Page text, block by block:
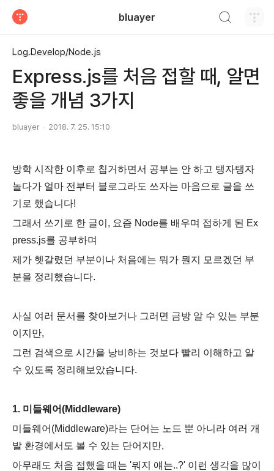
bluayer
Log.Develop/Node.js
Express.js를 처음 접할 때, 알면
좋을 개념 3가지
bluayer 2018. 7. 25. 15:10
방학 시작한 이후로 칩거하면서 공부는 안 하고 탱자탱자
놀다가 얼마 전부터 블로그라도 쓰자는 마음으로 글을 쓰
기로 했습니다!
그래서 쓰기로 한 글이, 요즘 Node를 배우며 접하게 된 Ex
press.js를 공부하며
제가 헷갈렸던 부분이나 처음에는 뭐가 뭔지 모르겠 던 부
분을 정리했습니다.
사실 여러 문서를 찾아보거나 그러면 금방 알 수 있는 부분
이지만,
그런 검색으 로 시간을 낭비하는 것보다 빨리 이해하고 알
수 있도록 정리해보았습니다.
1. 미들웨어(Middleware)
미들웨어(Middleware)라는 단어는 노드 뿐 아니라 여러 개
발 환경에서도 볼 수 있는 단어지만,
아무래도 처음 접했을 때는 '뭐지 얘는..?' 이런 생각을 많이